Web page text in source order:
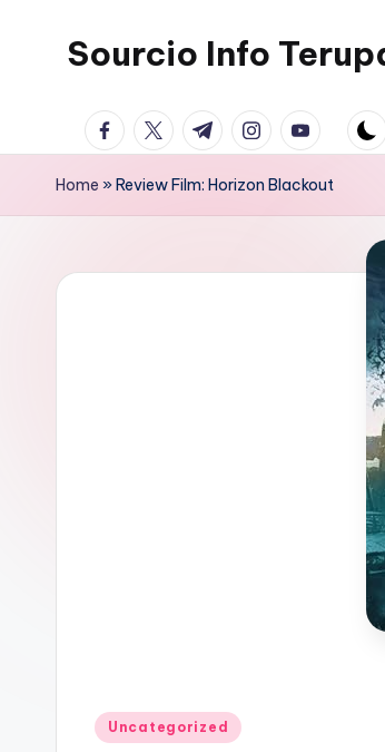
Sourcio Info
facebook.com
twitter.com
t.me instagram.com
Home »Review Film: Horizon Blackout
Posted
Uncategorized